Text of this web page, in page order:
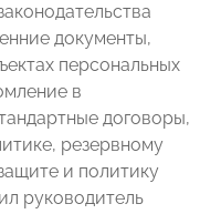
документы,
персональных
в
договоры,
резервному
и политику
руководитель